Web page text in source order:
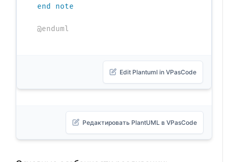
end note
@enduml
Edit Plantuml in VPasCode
Редактировать PlantUML в VPasCode